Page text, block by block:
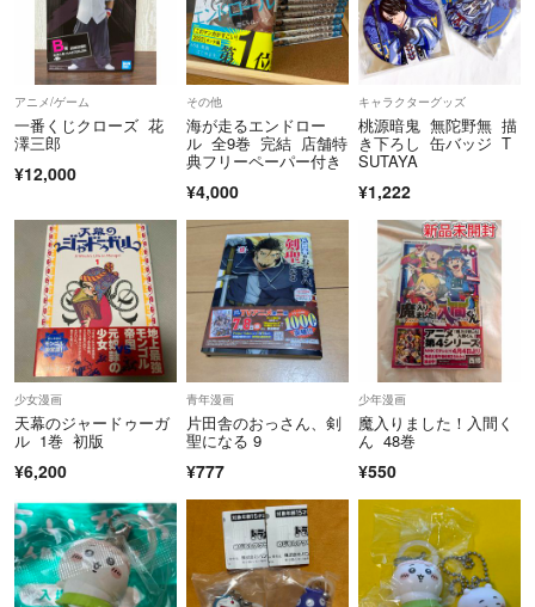
アニメ/ゲーム
一番くじクローズ 花
澤三郎
¥12,000
その他
海が走るエンドロー
ル 全9巻 完結 店舗特
典フリーペーパー付き
¥4,000
キャラクターグッズ
桃源暗鬼 無陀野無 描
き下ろし 缶バッジ T
SUTAYA
¥1,222
少女漫画
天幕のジャードゥーガ
ル 1巻 初版
¥6,200
青年漫画
片田舎のおっさん、剣
聖になる 9
¥777
少年漫画
魔入りました！入間く
ん 48巻
¥550